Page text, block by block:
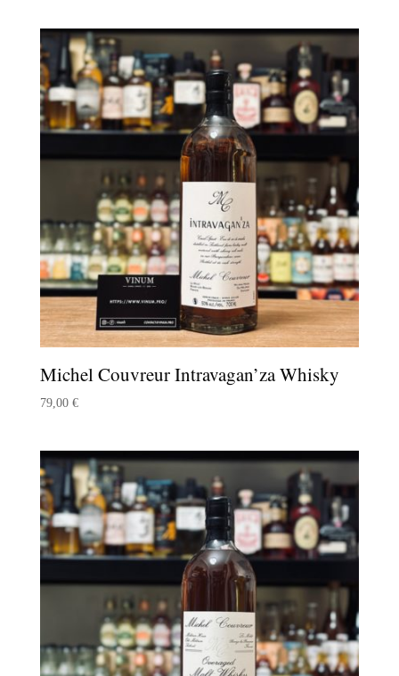
était :
222,00 €.211,00 €.
Michel Couvreur Intravagan’za Whisky
79,00 €